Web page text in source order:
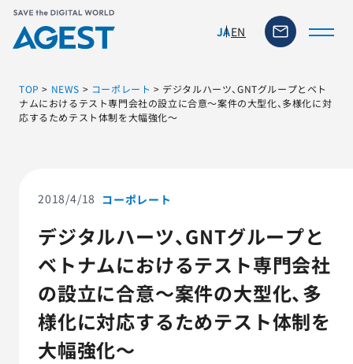
JAEN
脆弱性リスク管理ツール
TFACT (AIテストツール)
ニュース
AGESTの強み
TOP > NEWS > コーポレート > デジタルハーツ、GNTグループとベト
ナムにおけるテスト専門会社の設立に合意～案件の大型化、多様化に対
応するためテスト体制を大幅強化～
2018/4/18 コーポレート
デジタルハーツ、GNTグループと
ベトナムにおけるテスト専門会社
の設立に合意～案件の大型化、多
様化に対応するためテスト体制を
大幅強化～